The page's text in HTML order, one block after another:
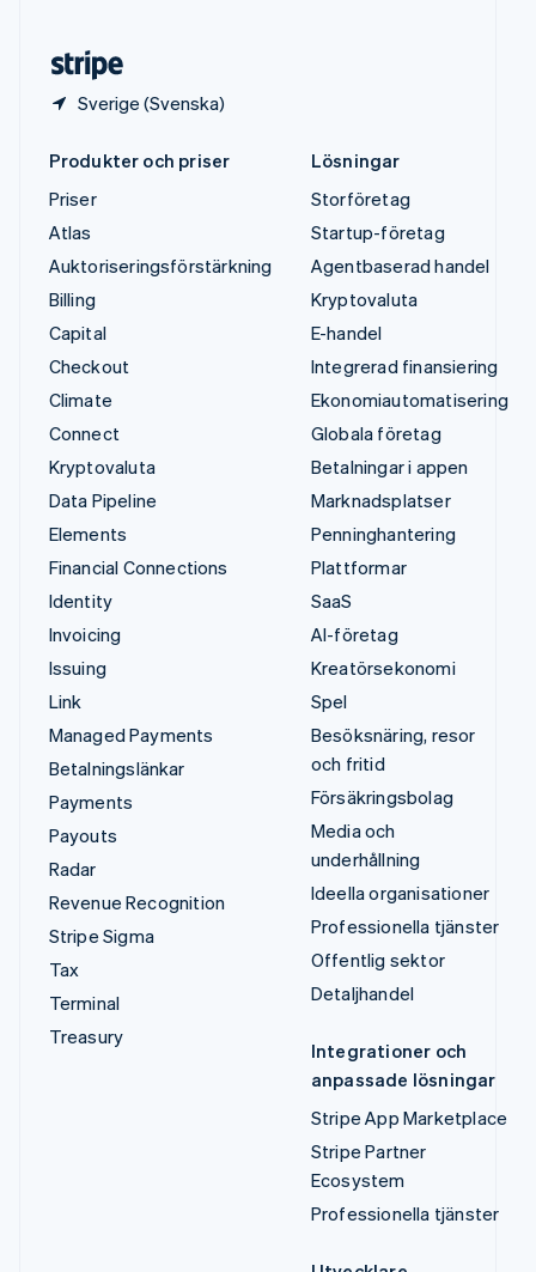
Sverige (Svenska)
Produkter och priser
Priser
Atlas
Auktoriseringsförstärkning
Billing
Capital
Checkout
Climate
Connect
Kryptovaluta
Data Pipeline
Elements
Financial Connections
Identity
Invoicing
Issuing
Link
Managed Payments
Betalningslänkar
Payments
Payouts
Radar
Revenue Recognition
Stripe Sigma
Tax
Terminal
Treasury
Lösningar
Storföretag
Startup-företag
Agentbaserad handel
Kryptovaluta
E-handel
Integrerad finansiering
Ekonomiautomatisering
Globala företag
Betalningar i appen
Marknadsplatser
Penninghantering
Plattformar
SaaS
AI-företag
Kreatörsekonomi
Spel
Besöksnäring, resor
och fritid
Försäkringsbolag
Media och
underhållning
Ideella organisationer
Professionella tjänster
Offentlig sektor
Detaljhandel
Integrationer och
anpassade lösningar
Stripe App Marketplace
Stripe Partner
Ecosystem
Professionella tjänster